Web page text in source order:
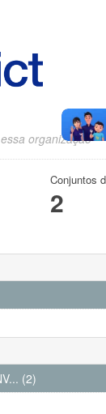
organização
Conjuntos
2
(2)